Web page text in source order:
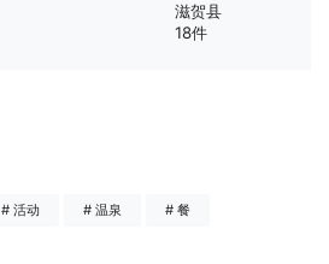
滋贺县
18件
# 活动 # 温泉 # 餐